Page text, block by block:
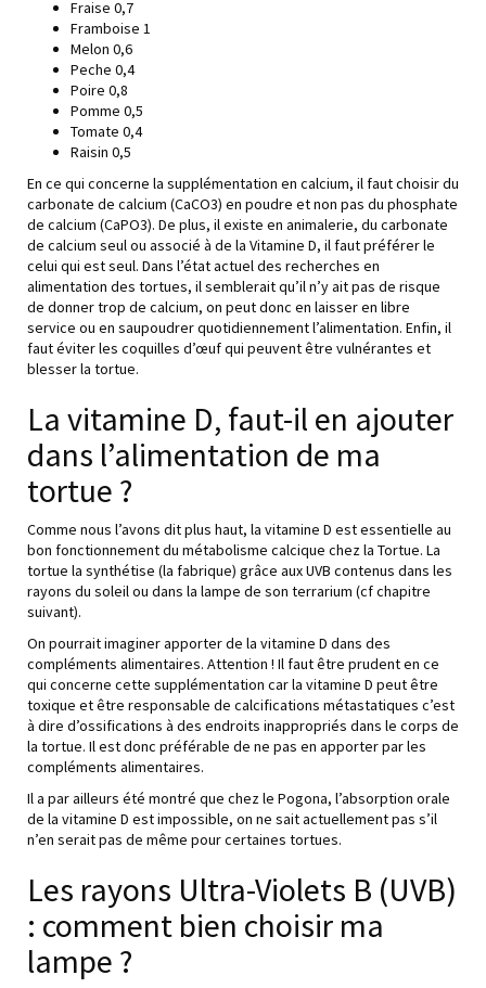
Fraise 0,7
Framboise 1
Melon 0,6
Peche 0,4
Poire 0,8
Pomme 0,5
Tomate 0,4
Raisin 0,5
En ce qui concerne la supplémentation en calcium, il faut choisir du
carbonate de calcium (CaCO3) en poudre et non pas du phosphate
de calcium (CaPO3). De plus, il existe en animalerie, du carbonate
de calcium seul ou associé à de la Vitamine D, il faut préférer le
celui qui est seul. Dans l’état actuel des recherches en
alimentation des tortues, il semblerait qu’il n’y ait pas de risque
de donner trop de calcium, on peut donc en laisser en libre
service ou en saupoudrer quotidiennement l’alimentation. Enfin, il
faut éviter les coquilles d’œuf qui peuvent être vulnérantes et
blesser la tortue.
La vitamine D, faut-il en ajouter
dans l’alimentation de ma
tortue ?
Comme nous l’avons dit plus haut, la vitamine D est essentielle au
bon fonctionnement du métabolisme calcique chez la Tortue. La
tortue la synthétise (la fabrique) grâce aux UVB contenus dans les
rayons du soleil ou dans la lampe de son terrarium (cf chapitre
suivant).
On pourrait imaginer apporter de la vitamine D dans des
compléments alimentaires. Attention ! Il faut être prudent en ce
qui concerne cette supplémentation car la vitamine D peut être
toxique et être responsable de calcifications métastatiques c’est
à dire d’ossifications à des endroits inappropriés dans le corps de
la tortue. Il est donc préférable de ne pas en apporter par les
compléments alimentaires.
Il a par ailleurs été montré que chez le Pogona, l’absorption orale
de la vitamine D est impossible, on ne sait actuellement pas s’il
n’en serait pas de même pour certaines tortues.
Les rayons Ultra-Violets B (UVB)
: comment bien choisir ma
lampe ?